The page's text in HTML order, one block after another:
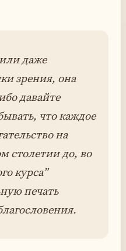
даже
зрения, она
давайте
что каждое
на
столетии до, во
курса”
печать